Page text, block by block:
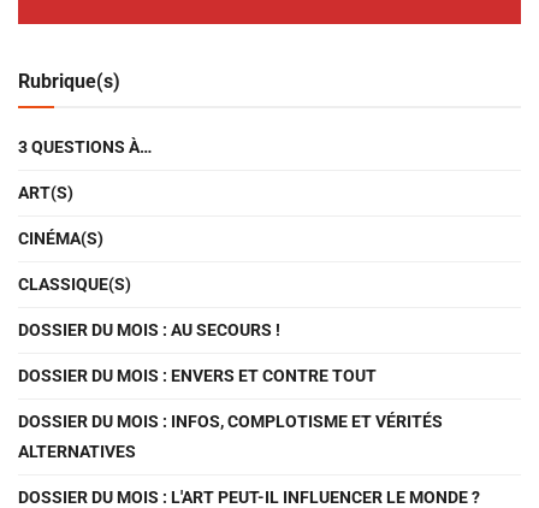
Rubrique(s)
3 QUESTIONS À…
ART(S)
CINÉMA(S)
CLASSIQUE(S)
DOSSIER DU MOIS : AU SECOURS !
DOSSIER DU MOIS : ENVERS ET CONTRE TOUT
DOSSIER DU MOIS : INFOS, COMPLOTISME ET VÉRITÉS
ALTERNATIVES
DOSSIER DU MOIS : L'ART PEUT-IL INFLUENCER LE MONDE ?